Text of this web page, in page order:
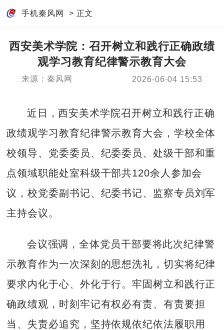
手机秦风网 > 正文
西安美术学院：召开树立和践行正确政绩
观学习教育纪律警示教育大会
来源：秦风网 2026-06-04 15:53
近日，西安美术学院召开树立和践行正确
政绩观学习教育纪律警示教育大会，学校全体
校领导、党委委员、纪委委员、处级干部和重
点领域职能处室科级干部共120余人参加会
议，校党委副书记、纪委书记、监察专员刘军
主持会议。
会议强调，全体党员干部要将此次纪律警
示教育作为一次深刻的思想洗礼，切实将纪律
要求内化于心、外化于行。牢固树立和践行正
确政绩观，时刻牢记有权必有责、有责要担
当、失责必追究，坚持依规依纪依法履职用